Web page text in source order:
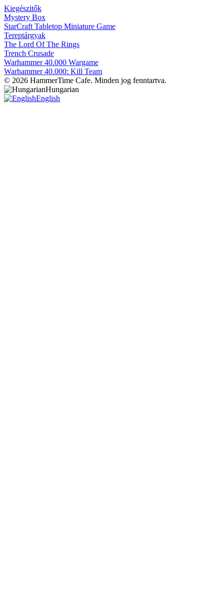
Kiegészitők
Mystery Box
StarCraft Tabletop Miniature Game
Tereptárgyak
The Lord Of The Rings
Trench Crusade
Warhammer 40.000 Wargame
Warhammer 40.000: Kill Team
© 2026 HammerTime Cafe. Minden jog fenntartva.
Hungarian
English